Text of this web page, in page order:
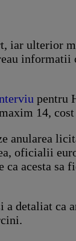
iar ulterior
pentru
14,
anularea
oficialii
acesta sa
detaliat ca